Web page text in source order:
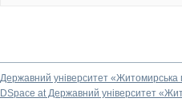
Державний університет «Житомирська
DSpace at Державний університет